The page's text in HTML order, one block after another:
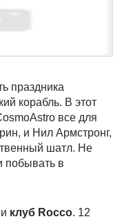
праздника
корабль. В этот
все для
и Нил Армстронг,
шатл. Не
побывать в
клуб Rocco. 12